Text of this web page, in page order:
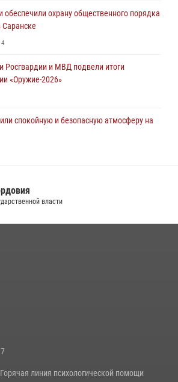
передал очередную партию вооружения в
обеспечили охрану общественного порядка
4
Росгвардии и МВД подвели итоги
«Оружие‑2026»
спокойную и безопасную атмосферу на
на футбольных мероприятиях: от
Суперкубка России
Росгвардии
обеспечили безопасность Всероссийского
в Саранске
4
власти
линия психологической помощи